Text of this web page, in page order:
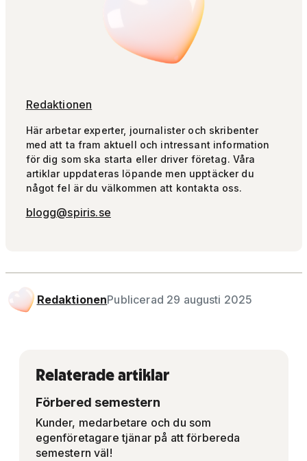
Redaktionen
Här arbetar experter, journalister och skribenter
med att ta fram aktuell och intressant information
för dig som ska starta eller driver företag. Våra
artiklar uppdateras löpande men upptäcker du
något fel är du välkommen att kontakta oss.
blogg@spiris.se
RedaktionenPublicerad 29 augusti 2025
Relaterade artiklar
Förbered semestern
Kunder, medarbetare och du som
egenföretagare tjänar på att förbereda
semestern väl!